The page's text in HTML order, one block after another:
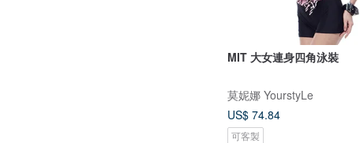
MIT 大女連身四角泳裝
莫妮娜 YourstyLe
US$ 74.84
可客製